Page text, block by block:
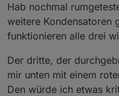
auch sein,
ausgestiegen
beiden erinnert
Kann
anderweitig
ich mal alle
umgebaut und
potentialfreie
Hab nochmal
weitere Kondensatoren
funktionieren alle drei
Der dritte, der
mir unten mit einem
Den würde ich etwas